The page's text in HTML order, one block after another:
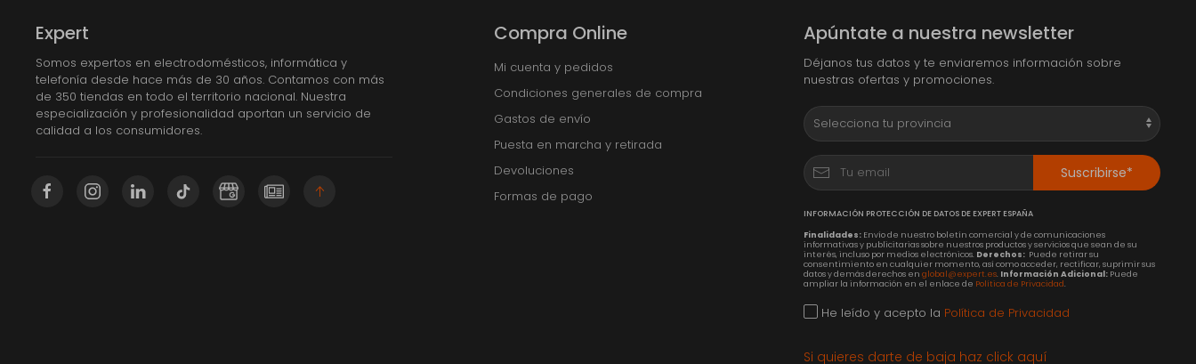
Expert
Somos expertos en electrodomésticos, informática y
telefonía desde hace más de 30 años. Contamos con más
de 350 tiendas en todo el territorio nacional. Nuestra
especialización y profesionalidad aportan un servicio de
calidad a los consumidores.
Compra Online
Mi cuenta y pedidos
Condiciones generales de compra
Gastos de envío
Puesta en marcha y retirada
Devoluciones
Formas de pago
Apúntate a nuestra newsletter
Déjanos tus datos y te enviaremos información sobre
nuestras ofertas y promociones.
Suscribirse*
INFORMACIÓN PROTECCIÓN DE DATOS DE EXPERT ESPAÑA
Finalidades:Envío de nuestro boletín comercial y de comunicaciones
informativas y publicitarias sobre nuestros productos y servicios que sean de su
interés, incluso por medios electrónicos. Derechos:Puede retirar su
consentimiento en cualquier momento, así como acceder, rectificar, suprimir sus
datos y demás derechos en global@expert.es. Información Adicional:Puede
ampliar la información en el enlace de Política de Privacidad.
He leído y acepto la Política de Privacidad
Si quieres darte de baja haz click aquí